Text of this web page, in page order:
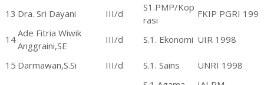
13 Dra. Sri Dayani III/d
S1.PMP/Kop
rasi
FKIP PGRI 1993
14
Ade Fitria Wiwik
Anggraini,SE
III/d S.1. Ekonomi UIR 1998
15 Darmawan,S.Si III/d S.1. Sains UNRI 1998